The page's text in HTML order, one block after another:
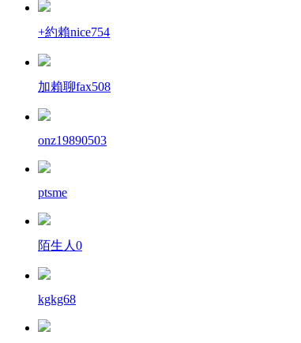
+約賴nice754
加賴聊fax508
onz19890503
ptsme
陌生人0
kgkg68